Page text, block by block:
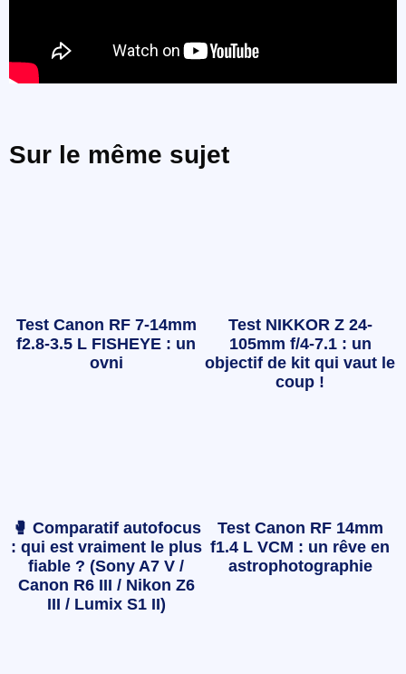
Sur le même sujet
Test Canon RF 7-14mm
f2.8-3.5 L FISHEYE : un
ovni
Test NIKKOR Z 24-
105mm f/4-7.1 : un
objectif de kit qui vaut le
coup !
🥊 Comparatif autofocus
: qui est vraiment le plus
fiable ? (Sony A7 V /
Canon R6 III / Nikon Z6
III / Lumix S1 II)
Test Canon RF 14mm
f1.4 L VCM : un rêve en
astrophotographie